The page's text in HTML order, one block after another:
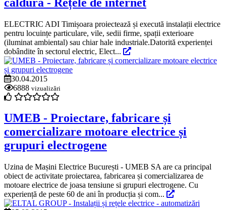
ELECTRIC ADI Timișoara proiectează și execută instalații electrice
pentru locuințe particulare, vile, sedii firme, spații exterioare
(iluminat ambiental) sau chiar hale industriale.Datorită experienței
dobândite în sectorul electric, Elect...
30.04.2015
6888 vizualizări
UMEB - Proiectare, fabricare și
comercializare motoare electrice și
grupuri electrogene
Uzina de Mașini Electrice București - UMEB SA are ca principal
obiect de activitate proiectarea, fabricarea și comercializarea de
motoare electrice de joasa tensiune si grupuri electrogene. Cu
experiență de peste 60 de ani în producția și com...